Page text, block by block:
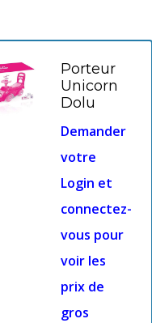
Porteur
Unicorn
Dolu
Demander
votre
Login et
connectez-
vous pour
voir les
prix de
gros